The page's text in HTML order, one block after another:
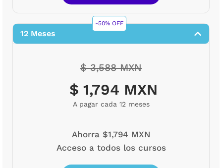
-50% OFF
12 Meses
$ 3,588 MXN
$ 1,794 MXN
A pagar cada 12 meses
Ahorra $1,794 MXN
Acceso a todos los cursos